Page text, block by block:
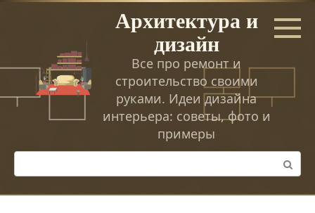
Перейти
Архитектура и
дизайн
Все про ремонт и
строительство своими
руками. Идеи дизайна
интерьера: советы, фото и
примеры
Поиск: